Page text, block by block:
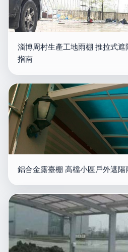
淄博周村生產工地雨棚 推拉式
指南
鋁合金露臺棚 高檔小區戶外遮